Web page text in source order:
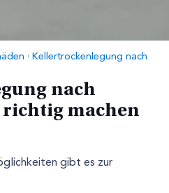
· Kellertrockenlegung nach
nach
richtig machen
gibt es zur